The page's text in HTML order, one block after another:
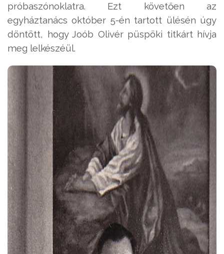
próbaszónoklatra. Ezt követően az
egyháztanács október 5-én tartott ülésén úgy
döntött, hogy Joób Olivér püspöki titkárt hívja
meg lelkészéül.